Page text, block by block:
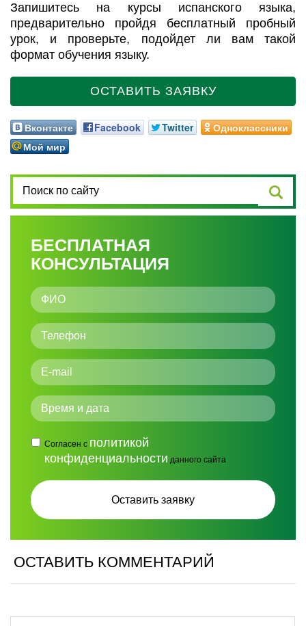
Запишитесь на курсы испанского языка,
предварительно пройдя бесплатный пробный
урок, и проверьте, подойдет ли вам такой
формат обучения языку.
ОСТАВИТЬ ЗАЯВКУ
Вконтакте Facebook Twitter
Одноклассники
Мой мир
БЕСПЛАТНАЯ
КОНСУЛЬТАЦИЯ
Согласен с политикой
конфиденциальности данного сайта
ОСТАВИТЬ КОММЕНТАРИЙ